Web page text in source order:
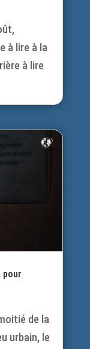
à lire à la
à lire
pour
de la
urbain, le